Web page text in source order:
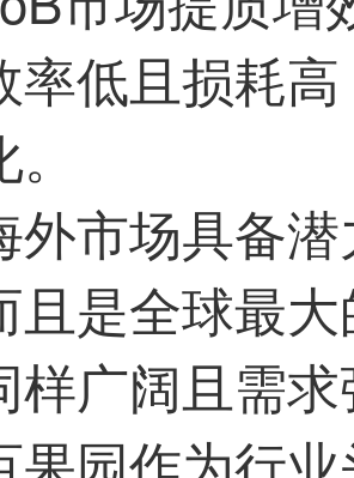
率低且损耗
外市场具备
且是全球最
样广阔且需
果园作为行业